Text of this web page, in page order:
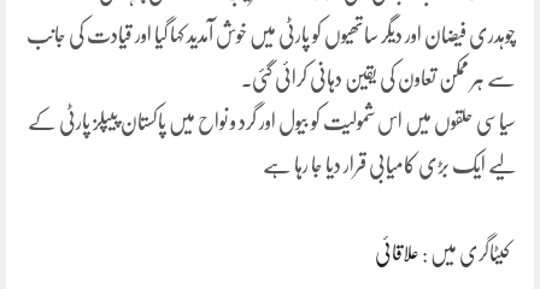
چوہدری فیضان اور دیگر ساتھیوں کو پارٹی میں خوش آمدید کہا گیا اور قیادت کی جانب
سے ہر ممکن تعاون کی یقین دہانی کرائی گئی۔
سیاسی حلقوں میں اس شمولیت کو بیول اور گرد و نواح میں پاکستان پیپلز پارٹی کے
لیے ایک بڑی کامیابی قرار دیا جا رہا ہے
کیٹاگری میں : علاقائی